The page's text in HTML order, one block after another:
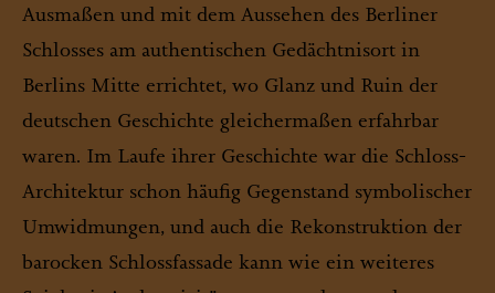
Ausmaßen und mit dem Aussehen des Berliner
Schlosses am authentischen Gedächtnisort in
Berlins Mitte errichtet, wo Glanz und Ruin der
deutschen Geschichte gleichermaßen erfahrbar
waren. Im Laufe ihrer Geschichte war die Schloss-
Architektur schon häufig Gegenstand symbolischer
Umwidmungen, und auch die Rekonstruktion der
barocken Schlossfassade kann wie ein weiteres